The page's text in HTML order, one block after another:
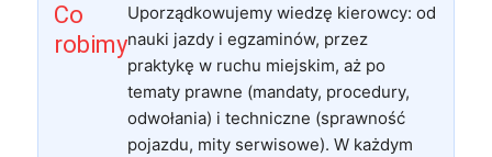
Co
robimy
Uporządkowujemy wiedzę kierowcy: od
nauki jazdy i egzaminów, przez
praktykę w ruchu miejskim, aż po
tematy prawne (mandaty, procedury,
odwołania) i techniczne (sprawność
pojazdu, mity serwisowe). W każdym